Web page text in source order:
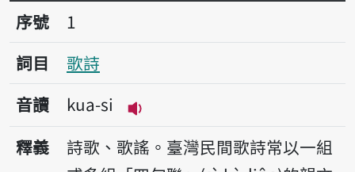
序號1歌詩
序號
1
詞目
歌詩
音讀
kua-si
播放音讀kua-si
釋義
詩歌、歌謠。臺灣民間歌詩常以一組